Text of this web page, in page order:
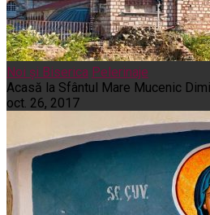
Noi și Biserica Pelerinaje
Acasă la Sfântul Mare Mucenic
oct. 26, 2017